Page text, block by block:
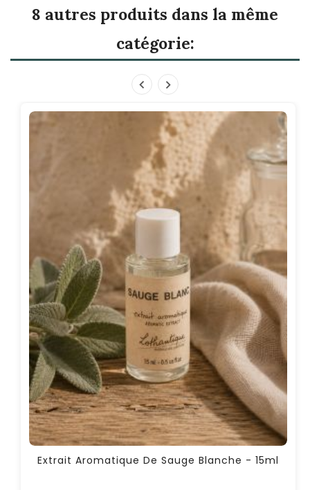
8 autres produits dans la même
catégorie:
Extrait Aromatique De Sauge Blanche - 15ml